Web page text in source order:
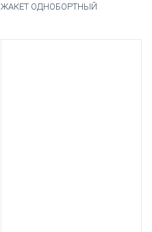
ЖАКЕТ ОДНОБОРТНЫЙ